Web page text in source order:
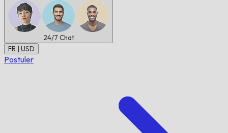
24/7 Chat
FR | USD
Postuler